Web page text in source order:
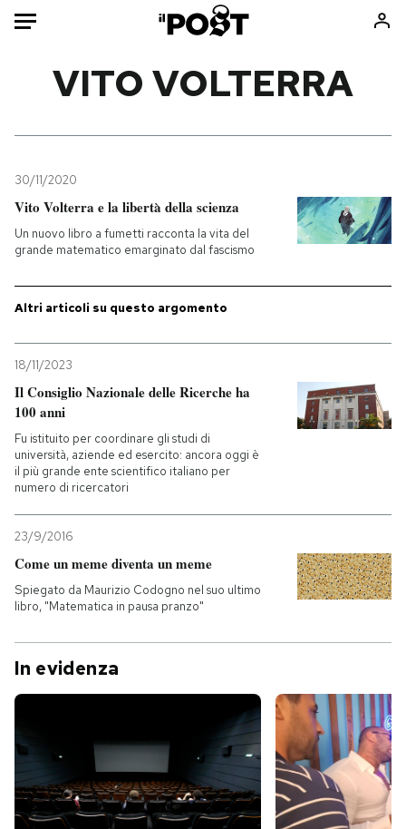
Mondo
Politica
Tecnologia
Internet
Scienza
Cultura
Sport
Consumismi
Storie/Idee
Ok Boomer!
Media
PODCAST
I MIEI PREFERITI
AREA PERSONALE
Entra
VITO VOLTERRA
30/11/2020
Vito Volterra e la libertà della scienza
Un nuovo libro a fumetti racconta la vita del
grande matematico emarginato dal fascismo
Altri articoli su questo argomento
18/11/2023
Il Consiglio Nazionale delle Ricerche ha
100 anni
Fu istituito per coordinare gli studi di
università, aziende ed esercito: ancora oggi è
il più grande ente scientifico italiano per
numero di ricercatori
23/9/2016
Come un meme diventa un meme
Spiegato da Maurizio Codogno nel suo ultimo
libro, "Matematica in pausa pranzo"
In evidenza